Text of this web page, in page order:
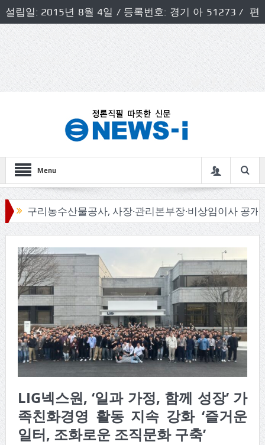
설립일: 2015년 8월 4일 / 등록번호: 경기 아 51273 / 편
집인 및 발행인: 허득천 / 개인정보책임자 및 청소년보호호
책임자: 최상규
Menu
농수산물공사, 사장·관리본부장·비상임이사 공개모집
LIG넥스원, ‘일과 가정, 함께 성장’ 가
족친화경영 활동 지속 강화 ‘즐거운
일터, 조화로운 조직문화 구축’